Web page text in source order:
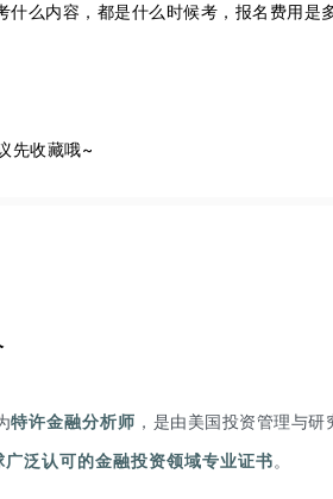
么内容，都是什么时候考，报名费用是
先收藏哦~
特许金融分析师 ，是由美国投资管理与研
广泛认可的金融投资领域专业证书。